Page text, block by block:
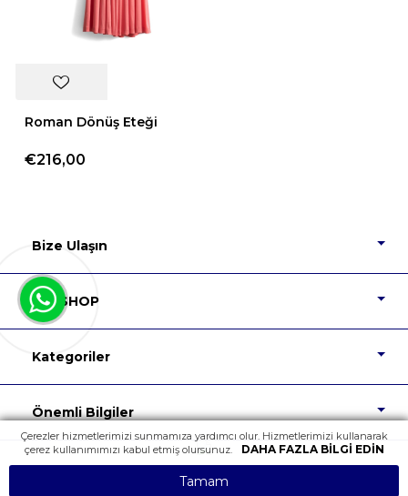
Roman Dönüş Eteği
€216,00
Bize Ulaşın
DIP SHOP
Kategoriler
Önemli Bilgiler
Tüm Hakları Saklıdır.
nopCommerce Design
Çerezler hizmetlerimizi sunmamıza yardımcı olur. Hizmetlerimizi kullanarak
çerez kullanımımızı kabul etmiş olursunuz.
DAHA FAZLA BILGI EDIN
Tamam